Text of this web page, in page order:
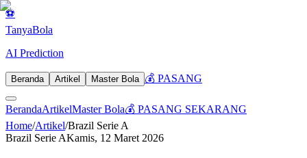
⚽
TanyaBola
AI Prediction
Beranda Artikel Master Bola 💰 PASANG
BerandaArtikelMaster Bola💰 PASANG SEKARANG
Home/Artikel/Brazil Serie A
Brazil Serie AKamis, 12 Maret 2026